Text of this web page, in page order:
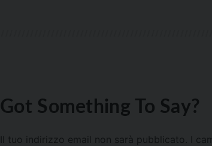
Got Something To Say?
Il tuo indirizzo email non sarà pubblicato. I